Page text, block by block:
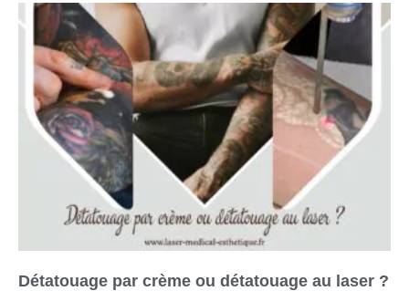
Détatouage par crème ou détatouage au laser ?